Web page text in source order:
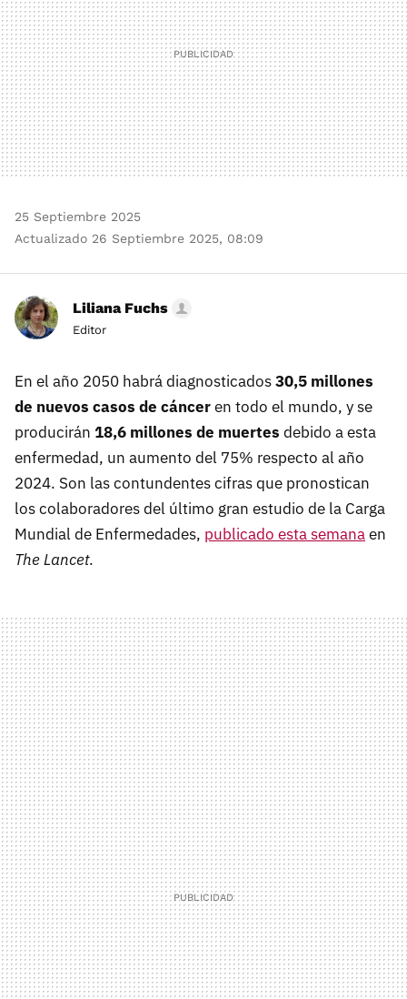
25 Septiembre 2025
Actualizado 26 Septiembre 2025, 08:09
Liliana Fuchs
Editor
En el año 2050 habrá diagnosticados30,5 millones
de nuevos casos de cánceren todo el mundo, y se
producirán 18,6 millones de muertes debido a esta
enfermedad, un aumento del 75% respecto al año
2024. Son las contundentes cifras que pronostican
los colaboradores del último gran estudio de la Carga
Mundial de Enfermedades, publicado esta semanaen
The Lancet.